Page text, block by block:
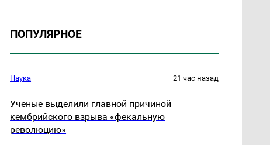
ПОПУЛЯРНОЕ
Наука 21 час назад
Ученые выделили главной причиной
кембрийского взрыва «фекальную
революцию»